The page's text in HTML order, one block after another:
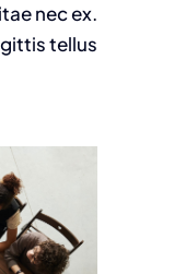
nec ex.
tellus.